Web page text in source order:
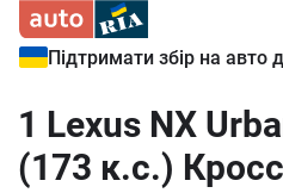
Підтримати збір на авто
1 Lexus NX
(173 к.с.)